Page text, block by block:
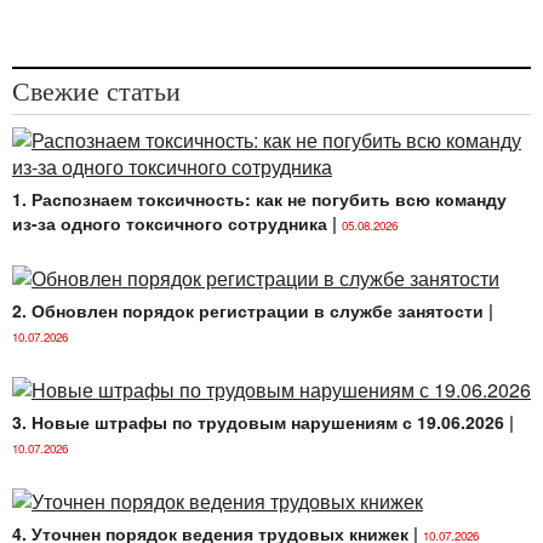
Свежие статьи
1. Распознаем токсичность: как не погубить всю команду
из-за одного токсичного сотрудника | 05.08.2026
2. Обновлен порядок регистрации в службе занятости |
10.07.2026
3. Новые штрафы по трудовым нарушениям с 19.06.2026 |
10.07.2026
4. Уточнен порядок ведения трудовых книжек | 10.07.2026